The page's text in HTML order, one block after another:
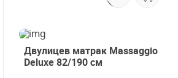
Двулицев матрак Massaggio
Deluxe 82/190 см